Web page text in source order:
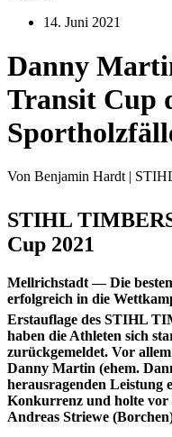
14. Juni 2021
Danny
Transit Cup
Von Benjamin Hardt |
STIHL
Cup 2021
Mellrichstadt — Die
erfolgreich in die
Erstauflage des STIHL
haben die Athleten sich
zurückgemeldet. Vor
Danny Martin (ehem.
herausragenden Leistung
Konkurrenz und holte vor
Andreas Striewe